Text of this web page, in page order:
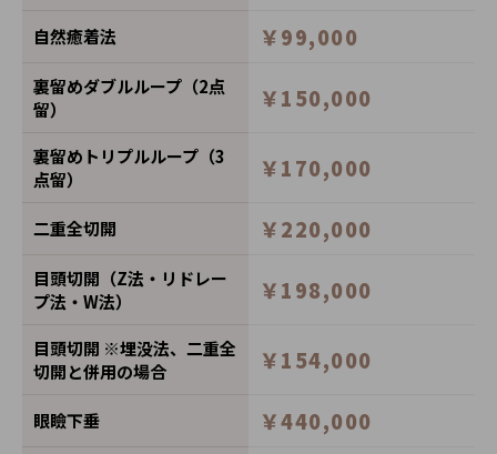
自然癒着法 ￥99,000
裏留めダブルループ（2点
留）
￥150,000
裏留めトリプルループ（3
点留）
￥170,000
二重全切開 ￥220,000
目頭切開（Z法・リドレー
プ法・W法）
￥198,000
目頭切開 ※埋没法、二重全
切開と併用の場合
￥154,000
眼瞼下垂 ￥440,000